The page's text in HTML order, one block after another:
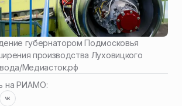
губернатором Подмосковья
производства Луховицкого
/Медиасток.рф
на РИАМО: